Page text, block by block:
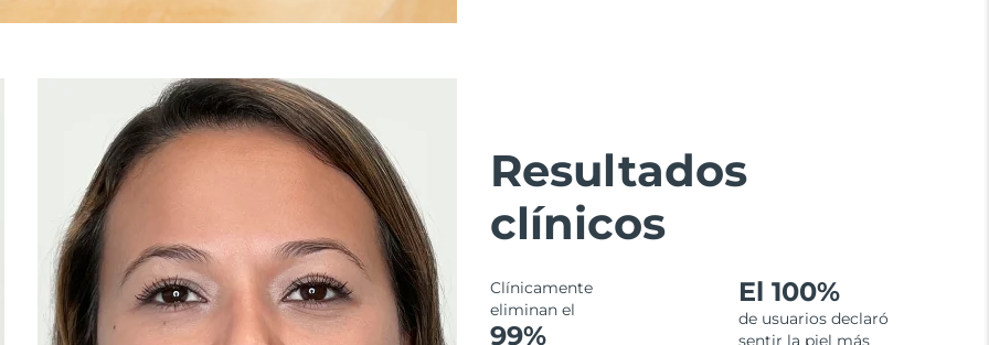
Resultados
clínicos
Clínicamente
eliminan el
99%
El 100%
de usuarios declaró
sentir la piel más